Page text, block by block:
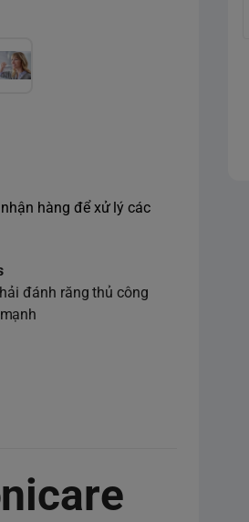
hàng để xử lý các
đánh răng thủ công